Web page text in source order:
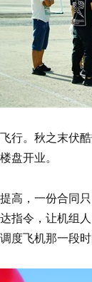
3
行。秋之末伏
盘开业。
高，一份合同
指令，让机组
度飞机那一段